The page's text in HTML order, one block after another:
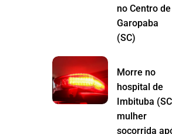
no Centro de
Garopaba
(SC)
Morre no
hospital de
Imbituba
mulher
socorrida